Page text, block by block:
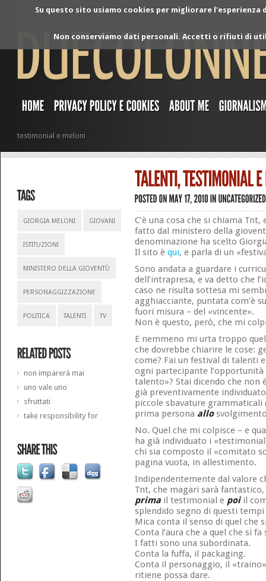
Su questo sito usiamo cookies per migliorare
Non conserviamo dati personali. Accetti o rifiuti di
testimonial e meloni
GIORGIA MELONI GIOVANI
ISTITUZIONI
MINISTERO DELLA GIOVENTÙ
PERSONAGGIZZAZIONE
POLITICA TALENTI TV
non imparerà mai
uno vale uno
sfruttati
take responsibility for
C’è una cosa che si chiama
fatto dal ministero della
denominazione ha scelto
Il sito è qui, e parla di un
Sono andata a guardare i
dell’intrapresa, e va detto che
caso ne risulta sottesa mi
agghiacciante, puntata com’è
fuori misura – del «vincente».
Non è questo, però, che mi
E nemmeno mi urta troppo
che dovrebbe chiarire le cose:
come? Fai un festival di talenti
ogni partecipante
talento»? Stai dicendo che non
già preventivamente
piccole sbavature
prima persona allo
No. Quel che mi colpisce – e
ha già individuato i
chi sia composto il «comitato
pagina vuota, in allestimento.
Indipendentemente dal valore
Tnt, che magari sarà
prima il testimonial e poi il
splendido segno di questi
Mica conta il senso di quel che
Conta l’aura che a quel che si fa
I fatti sono una subordinata.
Conta la fuffa, il packaging.
Conta il personaggio, il
ritiene possa dare.